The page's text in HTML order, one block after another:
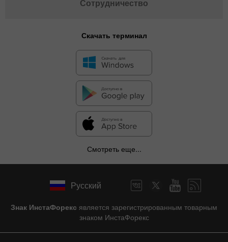
Сотрудничество
Скачать терминал
Смотреть еще...
Русский
Знак ИнстаФорекс является зарегистрированным товарным
знаком ИнстаФорекс